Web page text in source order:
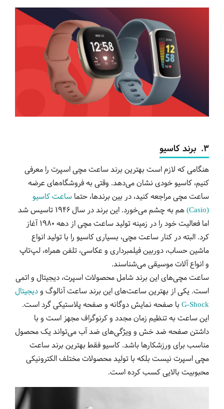
3. برند کاسیو
هنگامی که لازم است بهترین برند ساعت مچی اسپرت را معرفی
کنیم، کاسیو خودی نشان می‌دهد. وقتی به فروشگاه‌های عرضه
ساعت مچی مراجعه کنید، در بین برندها، حتما ساعت کاسیو
(Casio)
هم به چشم می‌خورد. این برند در سال 1946 تاسیس شد
اما فعالیت خود را در زمینه تولید ساعت‌ مچی از دهه 1980 آغاز
کرد. البته در کنار ساعت مچی، بسیاری کاسیو را با تولید انواع
ماشین حساب، دوربین فیلمبرداری و عکاسی، تلفن همراه، لپ‌تاپ
و انواع آلات موسیقی می‌شناسند.
ساعت مچی‌های این برند شامل محصولات اسپرت، دیجیتال و اتمی
است. یکی از بهترین ساعت‌های این برند ساعت آنالوگ ودیجیتال
G-Shock با صفحه نمایش دوگانه و صفحه پلاستیکی گرد است.
این ساعت به تنظیم زمان مجدد و کرنوگراف مجهز است و با
داشتن صفحه ضد خش و ویژگی‌های ضد آب می‌تواند یک محصول
مناسب برای ورزشکارها باشد. کاسیو فقط بهترین برند ساعت
مچی اسپرت نیست بلکه با تولید محصولات مختلف الکترونیکی
محبوبیت بالایی کسب کرده است.